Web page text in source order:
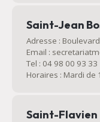
Saint-Jean
Adresse :
Email :
Tel : 04 98 00 93 33
Horaires : Mardi de
Saint-Flavien